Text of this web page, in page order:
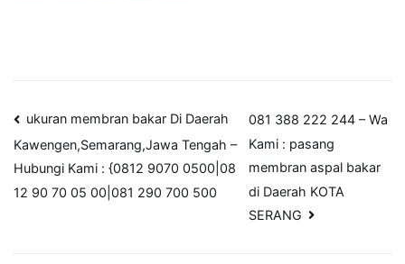
Post
navigation
ukuran membran bakar Di Daerah
Kawengen,Semarang,Jawa Tengah –
Hubungi Kami : {0812 9070 0500|08
12 90 70 05 00|081 290 700 500
081 388 222 244 – Wa
Kami : pasang
membran aspal bakar
di Daerah KOTA
SERANG